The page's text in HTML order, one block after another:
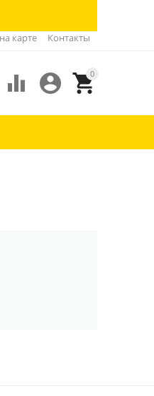
карте Контакты
0


